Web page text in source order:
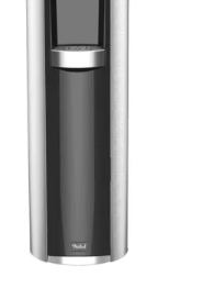
D'entreprise
d'entreprise permet d'allier
pratique et personnalisée.
leur satisfaction, leur bien-être
Je Découvre